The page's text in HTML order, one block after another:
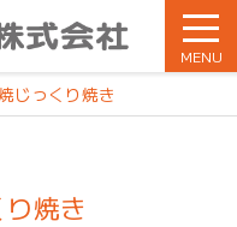
MENU
じっくり焼き
焼き